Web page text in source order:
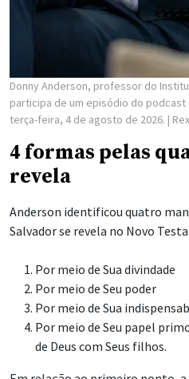
Donny Anderson, professor do
participa de um episódio do podcast
terça-feira, 4 de agosto de 2026. |
4 formas pelas
revela
Anderson identificou quatro
Salvador se revela no Novo
Por meio de Sua divindade
Por meio de Seu poder
Por meio de Sua
Por meio de Seu papel
de Deus com Seus filhos.